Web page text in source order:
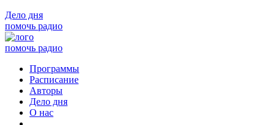
Дело дня
помочь радио
помочь радио
Программы
Расписание
Авторы
Дело дня
О нас